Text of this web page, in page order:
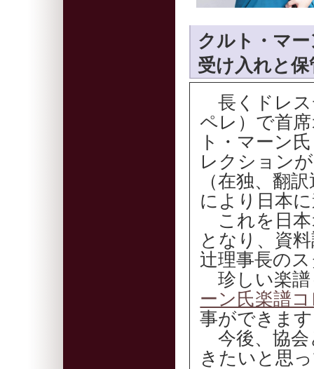
クルト・マ
受け入れと
長くドレス
ペレ）で首
ト・マーン
レクション
（在独、翻
により日本
これを日本
となり、資
辻理事長の
珍しい楽譜
ーン氏楽譜
事ができま
今後、協会
きたいと思